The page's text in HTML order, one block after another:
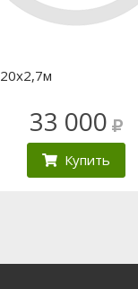
33 000
Купить